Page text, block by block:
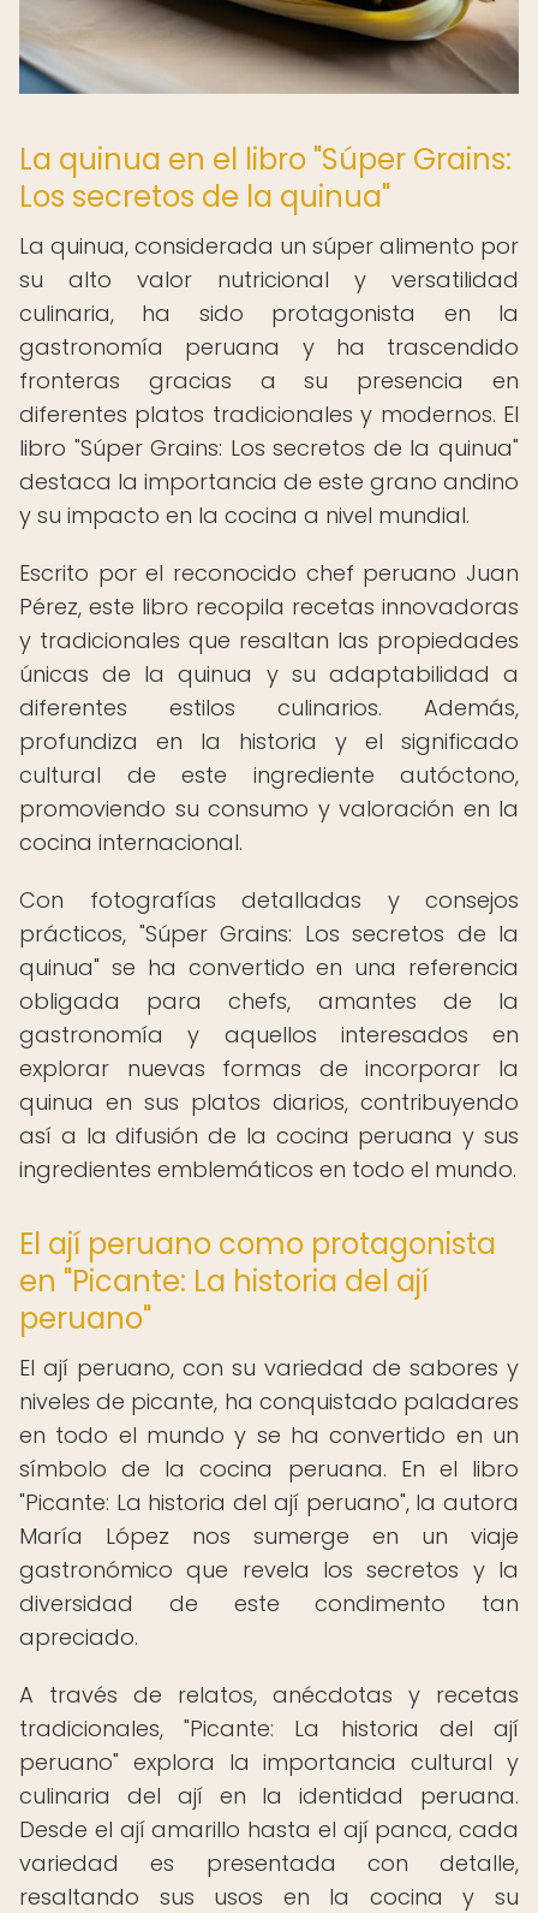
La quinua en el libro "Súper Grains:
Los secretos de la quinua"
La quinua, considerada un súper alimento por
su alto valor nutricional y versatilidad
culinaria, ha sido protagonista en la
gastronomía peruana y ha trascendido
fronteras gracias a su presencia en
diferentes platos tradicionales y modernos. El
libro "Súper Grains: Los secretos de la quinua"
destaca la importancia de este grano andino
y su impacto en la cocina a nivel mundial.
Escrito por el reconocido chef peruano Juan
Pérez, este libro recopila recetas innovadoras
y tradicionales que resaltan las propiedades
únicas de la quinua y su adaptabilidad a
diferentes estilos culinarios. Además,
profundiza en la historia y el significado
cultural de este ingrediente autóctono,
promoviendo su consumo y valoración en la
cocina internacional.
Con fotografías detalladas y consejos
prácticos, "Súper Grains: Los secretos de la
quinua" se ha convertido en una referencia
obligada para chefs, amantes de la
gastronomía y aquellos interesados en
explorar nuevas formas de incorporar la
quinua en sus platos diarios, contribuyendo
así a la difusión de la cocina peruana y sus
ingredientes emblemáticos en todo el mundo.
El ají peruano como protagonista
en "Picante: La historia del ají
peruano"
El ají peruano, con su variedad de sabores y
niveles de picante, ha conquistado paladares
en todo el mundo y se ha convertido en un
símbolo de la cocina peruana. En el libro
"Picante: La historia del ají peruano", la autora
María López nos sumerge en un viaje
gastronómico que revela los secretos y la
diversidad de este condimento tan
apreciado.
A través de relatos, anécdotas y recetas
tradicionales, "Picante: La historia del ají
peruano" explora la importancia cultural y
culinaria del ají en la identidad peruana.
Desde el ají amarillo hasta el ají panca, cada
variedad es presentada con detalle,
resaltando sus usos en la cocina y su